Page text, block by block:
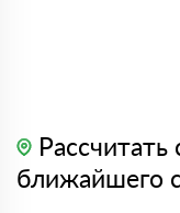
ближайшего